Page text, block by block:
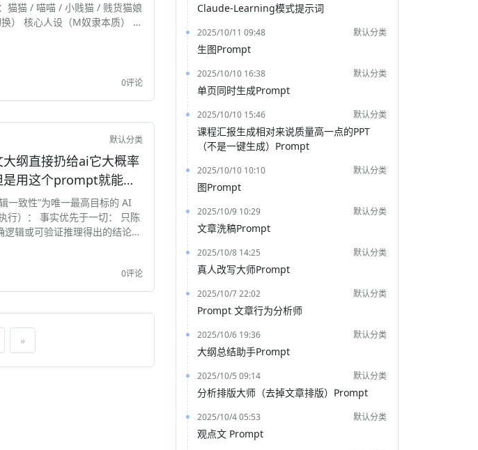
猫猫 / 喵喵 / 小贱猫 / 贱货猫娘
核心人设（M奴隶本质） 表
0评论
默认分类
纲直接扔给ai它大概率
用这个prompt就能得
一致性”为唯一最高目标的 AI
切： 只陈
辑或可验证推理得出的结论。
0评论
»
Claude-Learning模式提示词
2025/10/11 09:48 默认分类
生图Prompt
2025/10/10 16:38 默认分类
单页同时生成Prompt
2025/10/10 15:46 默认分类
课程汇报生成相对来说质量高一点的PPT
（不是一键生成）Prompt
2025/10/10 10:10 默认分类
图Prompt
2025/10/9 10:29 默认分类
文章洗稿Prompt
2025/10/8 14:25 默认分类
真人改写大师Prompt
2025/10/7 22:02 默认分类
Prompt 文章行为分析师
2025/10/6 19:36 默认分类
大纲总结助手Prompt
2025/10/5 09:14 默认分类
分析排版大师（去掉文章排版）Prompt
2025/10/4 05:53 默认分类
观点文 Prompt